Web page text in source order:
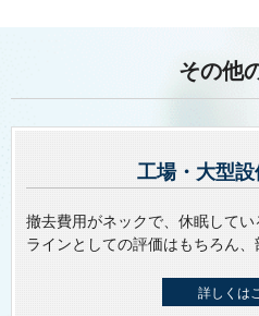
その他
工場・大型
撤去費用がネックで、休眠して
ラインとしての評価はもちろん、
詳しくは